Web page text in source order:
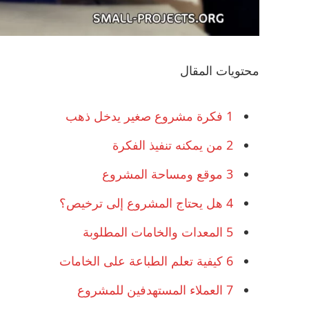
محتويات المقال
1 فكرة مشروع صغير يدخل ذهب
2 من يمكنه تنفيذ الفكرة
3 موقع ومساحة المشروع
4 هل يحتاج المشروع إلى ترخيص؟
5 المعدات والخامات المطلوبة
6 كيفية تعلم الطباعة على الخامات
7 العملاء المستهدفين للمشروع